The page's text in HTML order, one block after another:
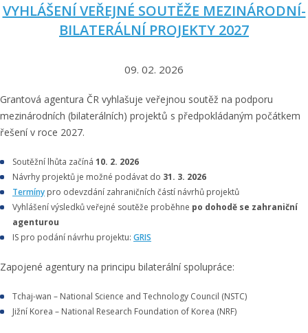
VYHLÁŠENÍ VEŘEJNÉ SOUTĚŽE MEZINÁRODNÍ-
BILATERÁLNÍ PROJEKTY 2027
09. 02. 2026
Grantová agentura ČR vyhlašuje veřejnou soutěž na podporu
mezinárodních (bilaterálních) projektů s předpokládaným počátkem
řešení v roce 2027.
Soutěžní lhůta začíná 10. 2. 2026
Návrhy projektů je možné podávat do 31. 3. 2026
Termíny pro odevzdání zahraničních částí návrhů projektů
Vyhlášení výsledků veřejné soutěže proběhne po dohodě se zahraniční
agenturou
IS pro podání návrhu projektu: GRIS
Zapojené agentury na principu bilaterální spolupráce:
Tchaj-wan – National Science and Technology Council (NSTC)
Jižní Korea – National Research Foundation of Korea (NRF)